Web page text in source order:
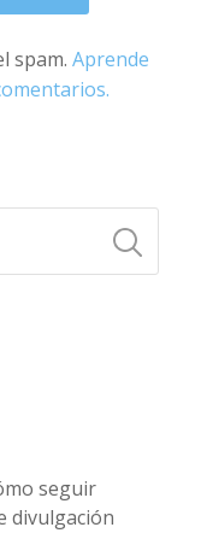
spam.Aprende
seguir
divulgación